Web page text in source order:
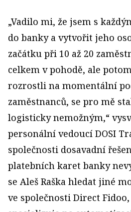
„Vadilo mi, že jsem s
do banky a vytvořit jeho
začátku při 10 až 20
celkem v pohodě, ale
rozrostli na momentální
zaměstnanců, se pro mě
logisticky nemožným,“
personální vedoucí DOSI
společnosti dosavadní
platebních karet banky
se Aleš Raška hledat jiné
ve společnosti Direct